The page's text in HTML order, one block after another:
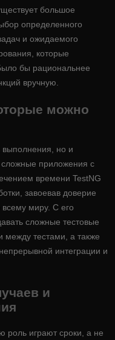
большое
определенного
и ожидаемого
которые
бы рациональнее
вручную.
можно
выполнения, но и
сложные приложения с
времени TestNG
завоевав доверие
всему миру. С его
сложные тестовые
между тестами, а также
интеграции и
и
роль играют сроки, а не